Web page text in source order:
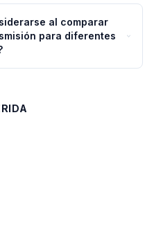
al comparar
para diferentes